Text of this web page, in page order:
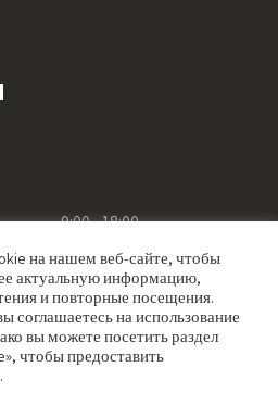
9:00 - 18:00
9:00 - 18:00
на нашем веб-сайте, чтобы
актуальную информацию,
и повторные посещения.
соглашаетесь на использование
вы можете посетить раздел
чтобы предоставить